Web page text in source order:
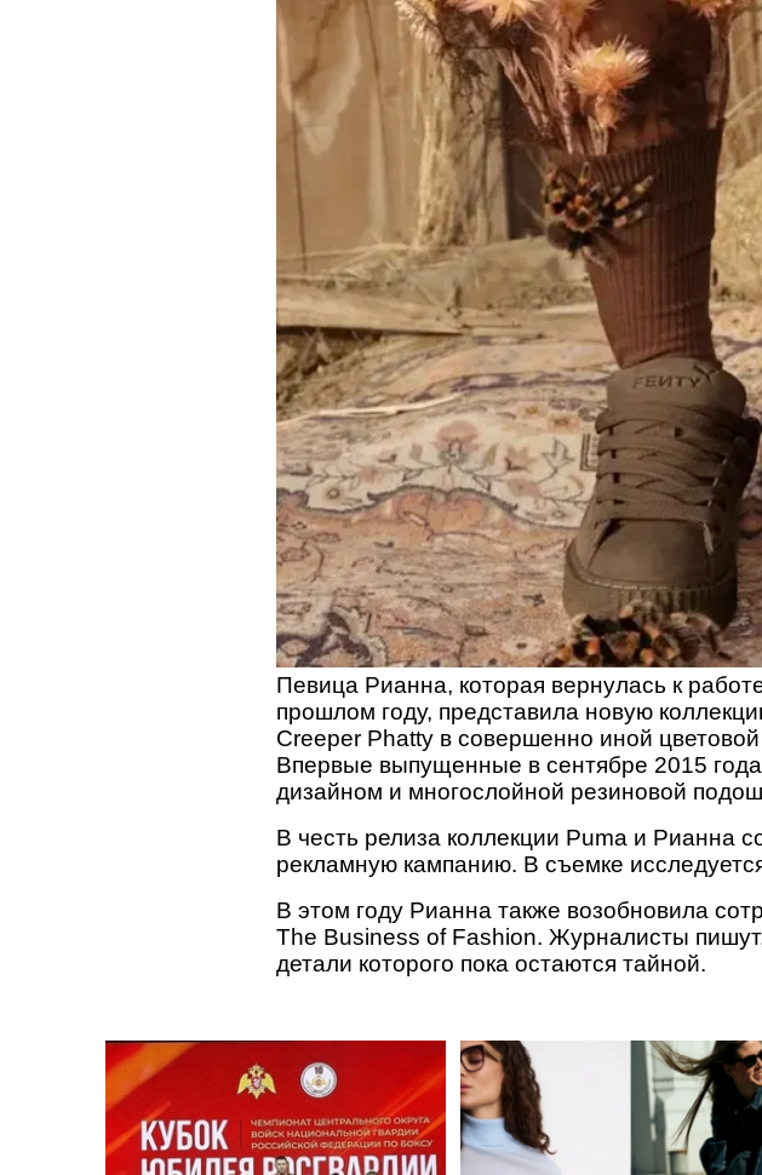
Певица Рианна, которая вернулась к
прошлом году, представила новую
Creeper Phatty в совершенно иной
Впервые выпущенные в сентябре 2015
дизайном и многослойной резиновой
В честь релиза коллекции Puma и Рианна
рекламную кампанию. В съемке
В этом году Рианна также возобновила
The Business of Fashion. Журналисты
детали которого пока остаются тайной.